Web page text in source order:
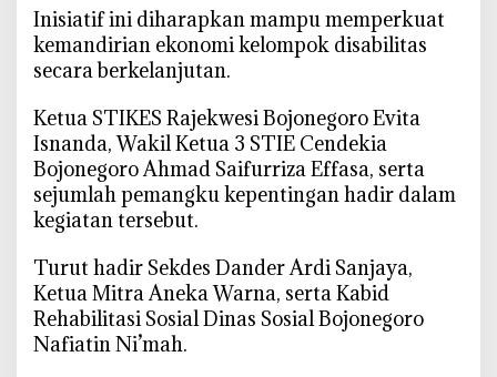
a
l
t
a
s
B
e
r
b
a
s
‎Inisiatif ini diharapkan mampu memperkuat
kemandirian ekonomi kelompok disabilitas
secara berkelanjutan.
‎Ketua STIKES Rajekwesi Bojonegoro Evita
Isnanda, Wakil Ketua 3 STIE Cendekia
Bojonegoro Ahmad Saifurriza Effasa, serta
sejumlah pemangku kepentingan hadir dalam
kegiatan tersebut.
‎Turut hadir Sekdes Dander Ardi Sanjaya,
Ketua Mitra Aneka Warna, serta Kabid
Rehabilitasi Sosial Dinas Sosial Bojonegoro
Nafiatin Ni’mah.